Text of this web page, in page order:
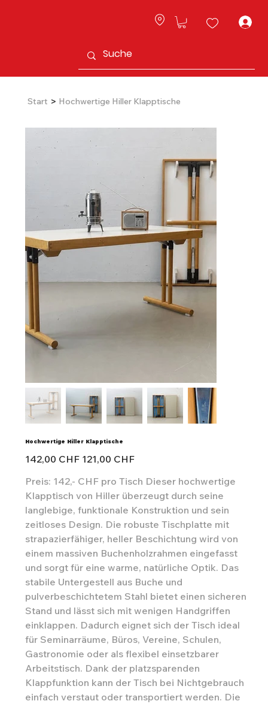
Start > Hochwertige Hiller Klapptische
Hochwertige Hiller Klapptische
Ursprünglicher
Preis
142,00 CHF Angebotspreis
121,00 CHF
Preis: 142,- CHF pro Tisch Dieser hochwertige
Klapptisch von Hiller überzeugt durch seine
langlebige, funktionale Konstruktion und sein
zeitloses Design. Die robuste Tischplatte mit
strapazierfähiger, heller Beschichtung wird von
einem massiven Buchenholzrahmen eingefasst
und sorgt für eine warme, natürliche Optik. Das
stabile Untergestell aus Buche und
pulverbeschichtetem Stahl bietet einen sicheren
Stand und lässt sich mit wenigen Handgriffen
einklappen. Dadurch eignet sich der Tisch ideal
für Seminarräume, Büros, Vereine, Schulen,
Gastronomie oder als flexibel einsetzbarer
Arbeitstisch. Dank der platzsparenden
Klappfunktion kann der Tisch bei Nichtgebrauch
einfach verstaut oder transportiert werden. Die